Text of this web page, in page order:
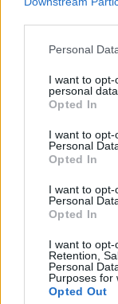
Please note that
not limited to
grant or deny
use your data for
consent section.
Personal
I want to
personal data.
Opted In
I want to
Personal
Opted In
I want to
Personal
Opted In
I want to opt-
Retention,
Personal
Purposes for
Opted Out
AJÁNLJUK MÉG